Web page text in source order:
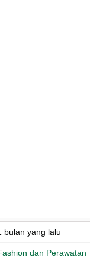
bulan yang lalu
dan Perawatan